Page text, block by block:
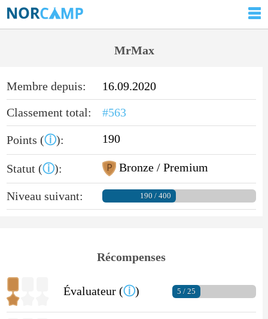
MrMax
Membre depuis:
16.09.2020
Classement total:
#563
Points (ⓘ): 190
Statut (ⓘ): Bronze / Premium
Niveau suivant: 190 / 400
Récompenses
Évaluateur (ⓘ) 5 / 25